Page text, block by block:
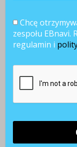
Motywacje
źródłem
menadżerów
Z
Chcę
zespołu EBnavi.
regulamin i